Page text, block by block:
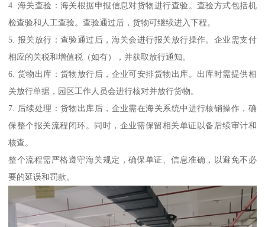
4. 海关查验：海关根据申报信息对货物进行查验。查验方式包括机
检查验和人工查验。查验通过后，货物可继续进入下程。
5. 报关放行：查验通过后，海关会进行报关放行操作。企业需支付
相应的关税和增值税（如有），并获取放行通知。
6. 货物出库：货物放行后，企业可安排货物出库。出库时需提供相
关放行单据，园区工作人员会进行核对并放行货物。
7. 后续处理：货物出库后，企业需在海关系统中进行核销操作，确
保整个报关流程闭环。同时，企业需保留相关单证以备后续审计和
核查。
整个流程需严格遵守海关规定，确保单证、信息准确，以避免不必
要的延误和罚款。